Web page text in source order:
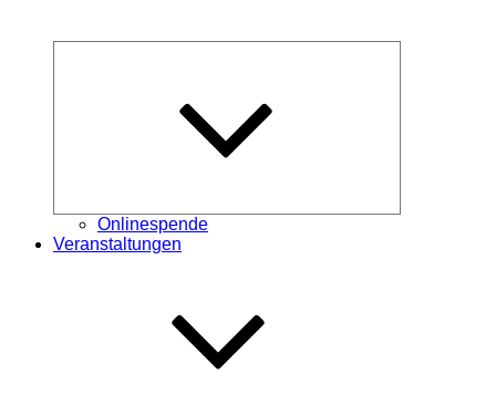
Onlinespende
Veranstaltungen